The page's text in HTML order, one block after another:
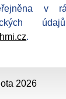
v
.
2026